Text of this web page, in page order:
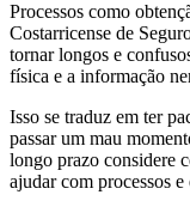
Processos como
Costarricense de
tornar longos e
física e a informação
Isso se traduz em ter
passar um mau
longo prazo considere
ajudar com processos e